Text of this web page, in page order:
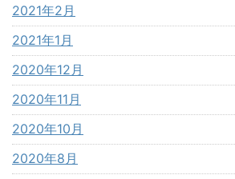
2021年2月
2021年1月
2020年12月
2020年11月
2020年10月
2020年8月